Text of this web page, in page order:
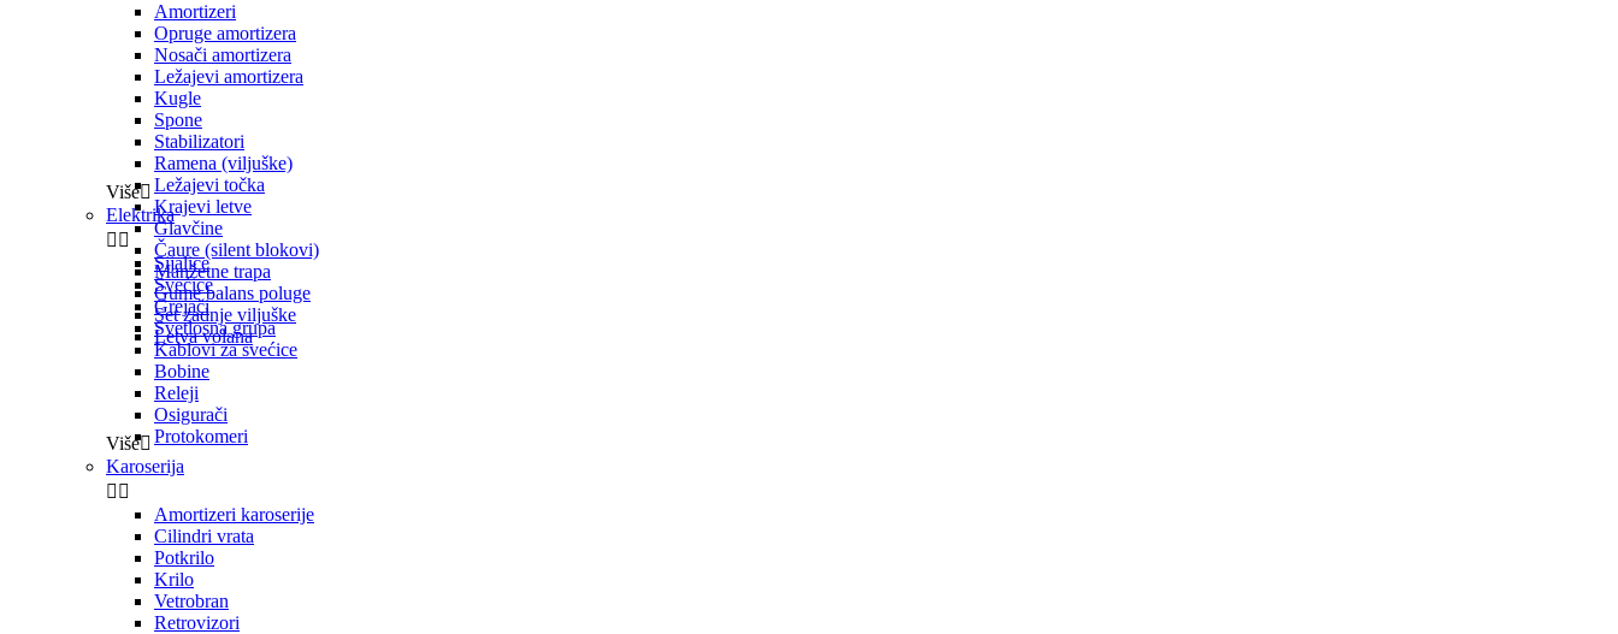
Amortizeri
Opruge amortizera
Nosači amortizera
Ležajevi amortizera
Kugle
Spone
Stabilizatori
Ramena (viljuške)
Ležajevi točka
Krajevi letve
Glavčine
Čaure (silent blokovi)
Manžetne trapa
Gume balans poluge
Set zadnje viljuške
Letva volana
Više
Elektrika
 
Sijalice
Svećice
Grejači
Svetlosna grupa
Kablovi za svećice
Bobine
Releji
Osigurači
Protokomeri
Više
Karoserija
 
Amortizeri karoserije
Cilindri vrata
Potkrilo
Krilo
Vetrobran
Retrovizori